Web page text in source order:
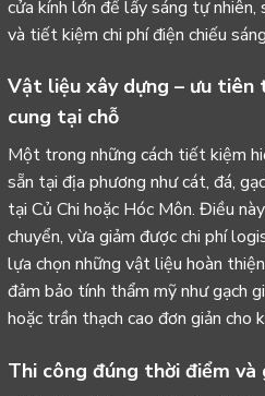
cửa kính lớn để lấy sáng tự nhiên,
và tiết kiệm chi phí điện chiếu
Vật liệu xây dựng – ưu tiên
cung tại chỗ
Một trong những cách tiết kiệm
sẵn tại địa phương như cát, đá,
tại Củ Chi hoặc Hóc Môn. Điều
chuyển, vừa giảm được chi phí
lựa chọn những vật liệu hoàn
đảm bảo tính thẩm mỹ như gạch
hoặc trần thạch cao đơn giản cho
Thi công đúng thời điểm